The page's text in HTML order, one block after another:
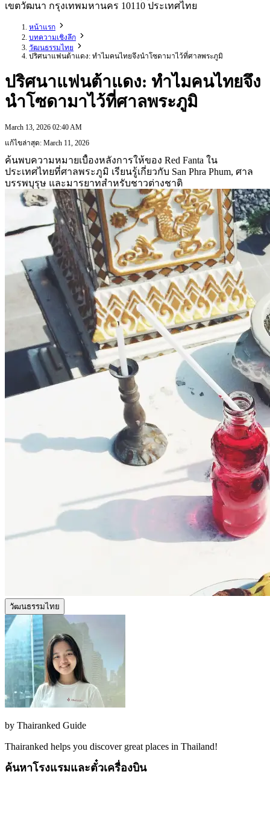
เขตวัฒนา กรุงเทพมหานคร 10110 ประเทศไทย
หน้าแรก
บทความเชิงลึก
วัฒนธรรมไทย
ปริศนาแฟนต้าแดง: ทำไมคนไทยจึงนำโซดามาไว้ที่ศาลพระภูมิ
ปริศนาแฟนต้าแดง: ทำไมคนไทยจึง
นำโซดามาไว้ที่ศาลพระภูมิ
March 13, 2026 02:40 AM
แก้ไขล่าสุด: March 11, 2026
ค้นพบความหมายเบื้องหลังการให้ของ Red Fanta ใน
ประเทศไทยที่ศาลพระภูมิ เรียนรู้เกี่ยวกับ San Phra Phum, ศาล
บรรพบุรุษ และมารยาทสำหรับชาวต่างชาติ
วัฒนธรรมไทย
by Thairanked Guide
Thairanked helps you discover great places in Thailand!
ค้นหาโรงแรมและตั๋วเครื่องบิน